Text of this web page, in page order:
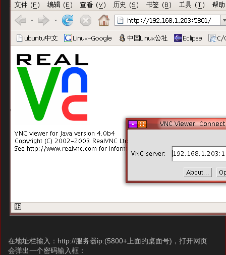
在地址栏输入：http://服务器ip:(5800+上面的桌面号)，打开网页
会弹出一个密码输入框：